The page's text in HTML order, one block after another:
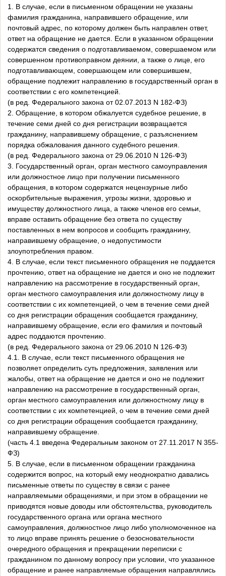
1. В случае, если в письменном обращении не указаны
фамилия гражданина, направившего обращение, или
почтовый адрес, по которому должен быть направлен ответ,
ответ на обращение не дается. Если в указанном обращении
содержатся сведения о подготавливаемом, совершаемом или
совершенном противоправном деянии, а также о лице, его
подготавливающем, совершающем или совершившем,
обращение подлежит направлению в государственный орган в
соответствии с его компетенцией.
(в ред. Федерального закона от 02.07.2013 N 182-ФЗ)
2. Обращение, в котором обжалуется судебное решение, в
течение семи дней со дня регистрации возвращается
гражданину, направившему обращение, с разъяснением
порядка обжалования данного судебного решения.
(в ред. Федерального закона от 29.06.2010 N 126-ФЗ)
3. Государственный орган, орган местного самоуправления
или должностное лицо при получении письменного
обращения, в котором содержатся нецензурные либо
оскорбительные выражения, угрозы жизни, здоровью и
имуществу должностного лица, а также членов его семьи,
вправе оставить обращение без ответа по существу
поставленных в нем вопросов и сообщить гражданину,
направившему обращение, о недопустимости
злоупотребления правом.
4. В случае, если текст письменного обращения не поддается
прочтению, ответ на обращение не дается и оно не подлежит
направлению на рассмотрение в государственный орган,
орган местного самоуправления или должностному лицу в
соответствии с их компетенцией, о чем в течение семи дней
со дня регистрации обращения сообщается гражданину,
направившему обращение, если его фамилия и почтовый
адрес поддаются прочтению.
(в ред. Федерального закона от 29.06.2010 N 126-ФЗ)
4.1. В случае, если текст письменного обращения не
позволяет определить суть предложения, заявления или
жалобы, ответ на обращение не дается и оно не подлежит
направлению на рассмотрение в государственный орган,
орган местного самоуправления или должностному лицу в
соответствии с их компетенцией, о чем в течение семи дней
со дня регистрации обращения сообщается гражданину,
направившему обращение.
(часть 4.1 введена Федеральным законом от 27.11.2017 N 355-
ФЗ)
5. В случае, если в письменном обращении гражданина
содержится вопрос, на который ему неоднократно давались
письменные ответы по существу в связи с ранее
направляемыми обращениями, и при этом в обращении не
приводятся новые доводы или обстоятельства, руководитель
государственного органа или органа местного
самоуправления, должностное лицо либо уполномоченное на
то лицо вправе принять решение о безосновательности
очередного обращения и прекращении переписки с
гражданином по данному вопросу при условии, что указанное
обращение и ранее направляемые обращения направлялись